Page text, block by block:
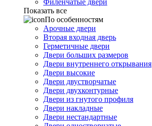
Филенчатые двери
Показать все
По особенностям
Арочные двери
Вторая входная дверь
Герметичные двери
Двери больших размеров
Двери внутреннего открывания
Двери высокие
Двери двустворчатые
Двери двухконтурные
Двери из гнутого профиля
Двери накладные
Двери нестандартные